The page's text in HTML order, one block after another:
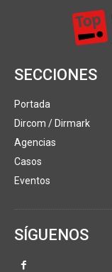
SECCIONES
Portada
Dircom / Dirmark
Agencias
Casos
Eventos
SÍGUENOS